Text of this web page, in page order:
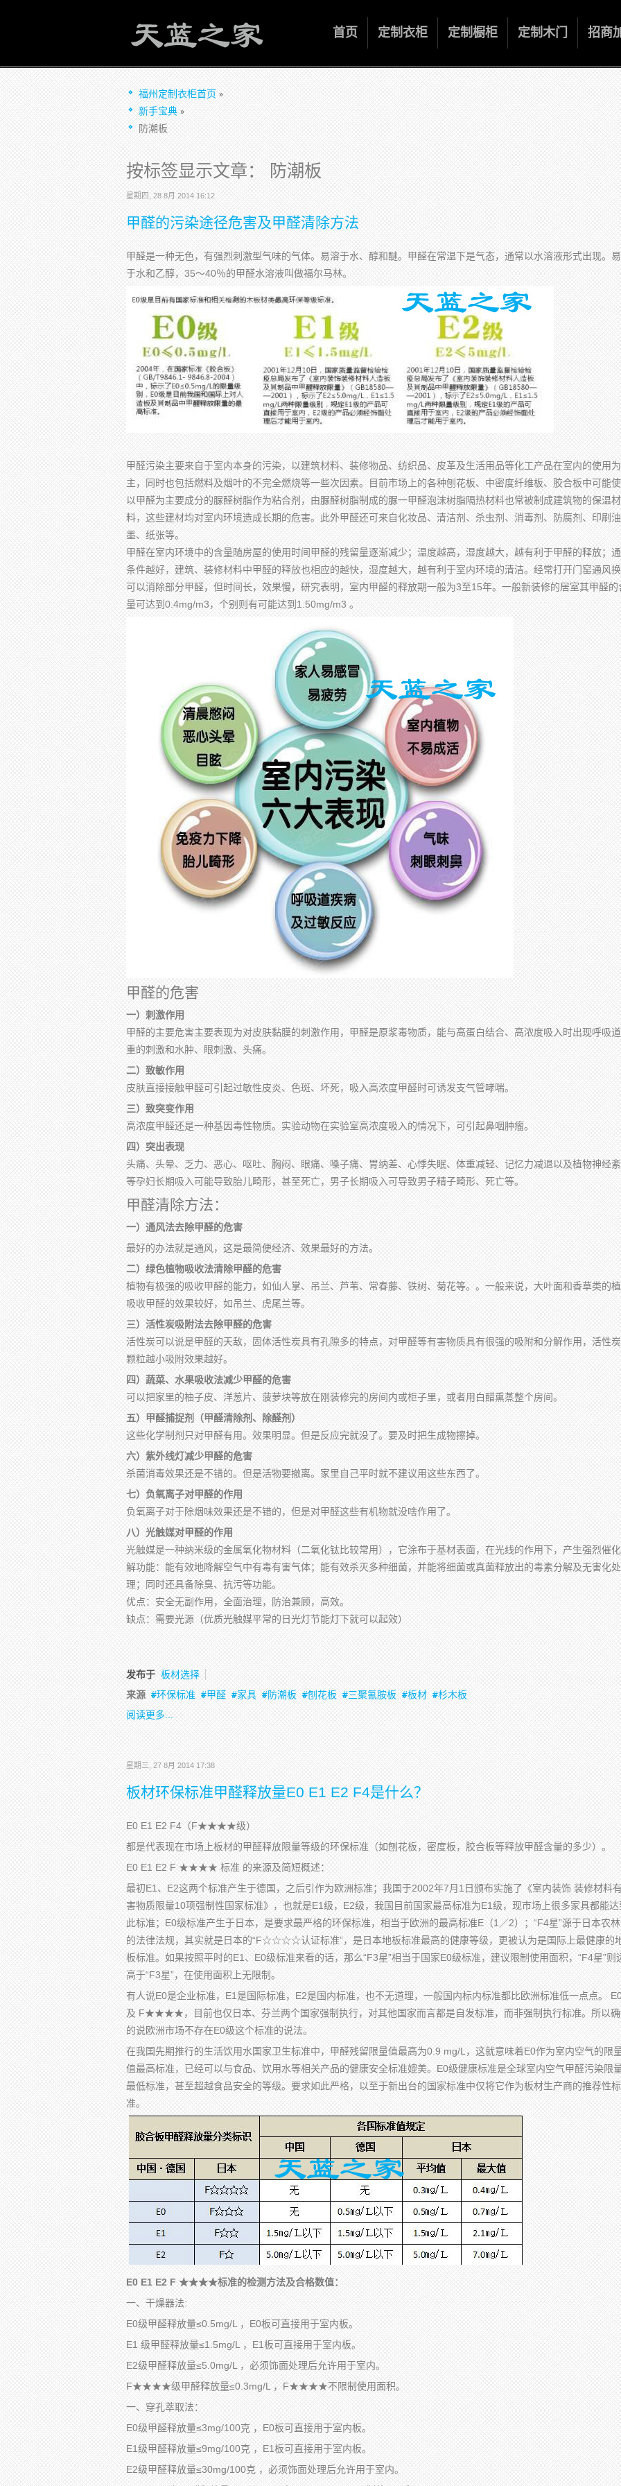
首页 定制衣柜 定制橱柜 定制木门 招商
福州定制衣柜首页
新手宝典
防潮板
按标签显示文章： 防潮板
星期四, 28 8月 2014 16:12
甲醛的污染途径危害及甲醛清除方法
甲醛是一种无色，有强烈刺激型气味的气体。易溶于水、醇和醚。甲醛在常温下是气态，通常以水溶液形式出现。
于水和乙醇，35～40％的甲醛水溶液叫做福尔马林。
甲醛污染主要来自于室内本身的污染，以建筑材料、装修物品、纺织品、皮革及生活用品等化工产品在室内的使用为
主，同时也包括燃料及烟叶的不完全燃烧等一些次因素。目前市场上的各种刨花板、中密度纤维板、胶合板中可能
以甲醛为主要成分的脲醛树脂作为粘合剂，由脲醛树脂制成的脲一甲醛泡沫树脂隔热材料也常被制成建筑物的保温材
料，这些建材均对室内环境造成长期的危害。此外甲醛还可来自化妆品、清洁剂、杀虫剂、消毒剂、防腐剂、印刷油
墨、纸张等。
甲醛在室内环境中的含量随房屋的使用时间甲醛的残留量逐渐减少；温度越高，湿度越大，越有利于甲醛的释放；
条件越好，建筑、装修材料中甲醛的释放也相应的越快，湿度越大，越有利于室内环境的清洁。经常打开门窑通风
可以消除部分甲醛，但时间长，效果慢，研究表明，室内甲醛的释放期一般为3至15年。一般新装修的居室其甲醛的
量可达到0.4mg/m3，个别则有可能达到1.50mg/m3 。
甲醛的危害
一）刺激作用
甲醛的主要危害主要表现为对皮肤黏膜的刺激作用，甲醛是原浆毒物质，能与高蛋白结合、高浓度吸入时出现呼吸
重的刺激和水肿、眼刺激、头痛。
二）致敏作用
皮肤直接接触甲醛可引起过敏性皮炎、色斑、坏死，吸入高浓度甲醛时可诱发支气管哮喘。
三）致突变作用
高浓度甲醛还是一种基因毒性物质。实验动物在实验室高浓度吸入的情况下，可引起鼻咽肿瘤。
四）突出表现
头痛、头晕、乏力、恶心、呕吐、胸闷、眼痛、嗓子痛、胃纳差、心悸失眠、体重减轻、记忆力减退以及植物神经
等孕妇长期吸入可能导致胎儿畸形，甚至死亡，男子长期吸入可导致男子精子畸形、死亡等。
甲醛清除方法：
一）通风法去除甲醛的危害
最好的办法就是通风，这是最简便经济、效果最好的方法。
二）绿色植物吸收法清除甲醛的危害
植物有极强的吸收甲醛的能力，如仙人掌、吊兰、芦苇、常春藤、铁树、菊花等。。一般来说，大叶面和香草类的
吸收甲醛的效果较好，如吊兰、虎尾兰等。
三）活性炭吸附法去除甲醛的危害
活性炭可以说是甲醛的天敌，固体活性炭具有孔隙多的特点，对甲醛等有害物质具有很强的吸附和分解作用，活性
颗粒越小吸附效果越好。
四）蔬菜、水果吸收法减少甲醛的危害
可以把家里的柚子皮、洋葱片、菠萝块等放在刚装修完的房间内或柜子里，或者用白醋熏蒸整个房间。
五）甲醛捕捉剂（甲醛清除剂、除醛剂）
这些化学制剂只对甲醛有用。效果明显。但是反应完就没了。要及时把生成物擦掉。
六）紫外线灯减少甲醛的危害
杀菌消毒效果还是不错的。但是活物要撤离。家里自己平时就不建议用这些东西了。
七）负氧离子对甲醛的作用
负氧离子对于除烟味效果还是不错的，但是对甲醛这些有机物就没啥作用了。
八）光触媒对甲醛的作用
光触媒是一种纳米级的金属氧化物材料（二氧化钛比较常用），它涂布于基材表面，在光线的作用下，产生强烈催
解功能：能有效地降解空气中有毒有害气体；能有效杀灭多种细菌，并能将细菌或真菌释放出的毒素分解及无害化处
理；同时还具备除臭、抗污等功能。
优点：安全无副作用，全面治理，防治兼顾，高效。
缺点：需要光源（优质光触媒平常的日光灯节能灯下就可以起效）
发布于 板材选择
来源
环保标准 甲醛 家具 防潮板 刨花板 三聚氰胺板 板材
杉木板
阅读更多...
星期三, 27 8月 2014 17:38
板材环保标准甲醛释放量E0 E1 E2 F4是什么？
E0 E1 E2 F4（F★★★★级）
都是代表现在市场上板材的甲醛释放限量等级的环保标准（如刨花板，密度板，胶合板等释放甲醛含量的多少）。
E0 E1 E2 F ★★★★ 标准 的来源及简短概述： ​
最初E1、E2这两个标准产生于德国，之后引作为欧洲标准；我国于2002年7月1日颁布实施了《室内装饰 装修材料
害物质限量10项强制性国家标准》，也就是E1级，E2级，我国目前国家最高标准为E1级，现市场上很多家具都能达
此标准；​E0级标准产生于日本，是要求最严格的环保标准，相当于欧洲的最高标准E（1／2）；​“F4星”源于日本农
的法律法规，其实就是日本的“F☆☆☆☆认证标准”，是日本地板标准最高的健康等级，更被认为是国际上最健康的
板标准。如果按照平时的E1、E0级标准来看的话，那么“F3星”相当于国家E0级标准，建议限制使用面积，“F4星”则
高于“F3星”，在使用面积上无限制。​
有人说E0是企业标准，E1是国际标准，E2是国内标准，也不无道理，一般国内标内标准都比欧洲标准低一点点。
及 F★★★★，目前也仅日本、芬兰两个国家强制执行，对其他国家而言都是自发标准，而非强制执行标准。所以
的说欧洲市场不存在E0级这个标准的说法。
在我国先期推行的生活饮用水国家卫生标准中，甲醛残留限量值最高为0.9 mg/L，这就意味着E0作为室内空气的限
值最高标准，已经可以与食品、饮用水等相关产品的健康安全标准媲美。E0级健康标准是全球室内空气甲醛污染限
最低标准，甚至超越食品安全的等级。要求如此严格，以至于新出台的国家标准中仅将它作为板材生产商的推荐性标
准。
E0 E1 E2 F ★★★★标准的检测方法及合格数值：
一、干燥器法:
E0级甲醛释放量≤0.5mg/L ，E0板可直接用于室内板。
E1 级甲醛释放量≤1.5mg/L ，E1板可直接用于室内板。
E2级甲醛释放量≤5.0mg/L ，必须饰面处理后允许用于室内。
F★★★★级甲醛释放量≤0.3mg/L ，F★★★★不限制使用面积。
一、穿孔萃取法：
E0级甲醛释放量≤3mg/100克 ，E0板可直接用于室内板。
E1级甲醛释放量≤9mg/100克 ，E1板可直接用于室内板。
E2级甲醛释放量≤30mg/100克 ，必须饰面处理后允许用于室内。